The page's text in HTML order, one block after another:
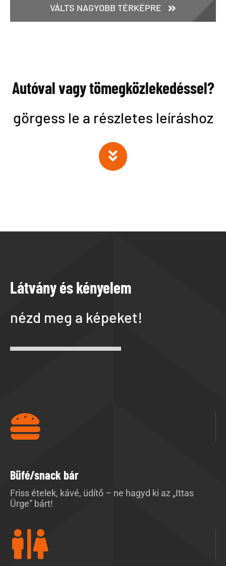
VÁLTS NAGYOBB TÉRKÉPRE
Autóval vagy tömegközlekedéssel?
görgess le a részletes leíráshoz
Látvány és kényelem
nézd meg a képeket!
Büfé/snack bár
Friss ételek, kávé, üdítő – ne hagyd ki az „Ittas
Ürge” bárt!